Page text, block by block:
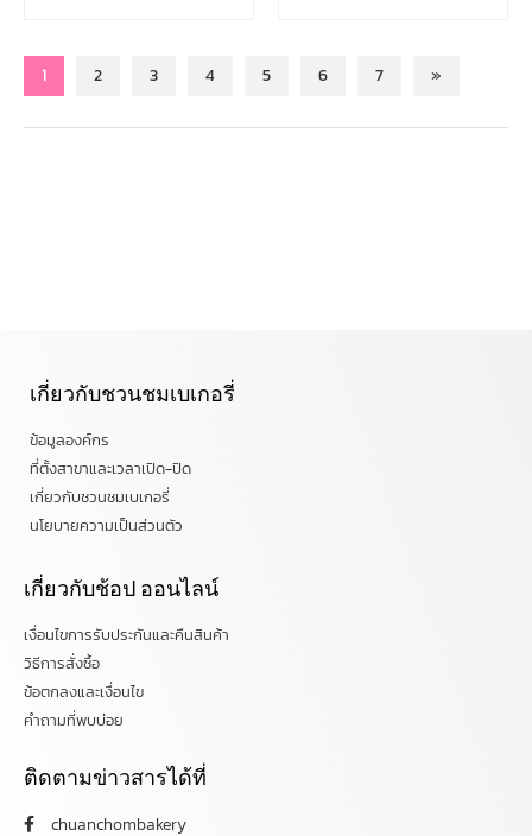
1 2 3 4 5 6 7 »
เกี่ยวกับชวนชมเบเกอรี่
ข้อมูลองค์กร
ที่ตั้งสาขาและเวลาเปิด-ปิด
เกี่ยวกับชวนชมเบเกอรี่
นโยบายความเป็นส่วนตัว
เกี่ยวกับช้อป ออนไลน์
เงื่อนไขการรับประกันและคืนสินค้า
วิธีการสั่งซื้อ
ข้อตกลงและเงื่อนไข
คำถามที่พบบ่อย
ติดตามข่าวสารได้ที่
chuanchombakery